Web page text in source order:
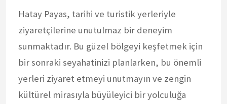
Hatay Payas, tarihi ve turistik yerleriyle
ziyaretçilerine unutulmaz bir deneyim
sunmaktadır. Bu güzel bölgeyi keşfetmek için
bir sonraki seyahatinizi planlarken, bu önemli
yerleri ziyaret etmeyi unutmayın ve zengin
kültürel mirasıyla büyüleyici bir yolculuğa